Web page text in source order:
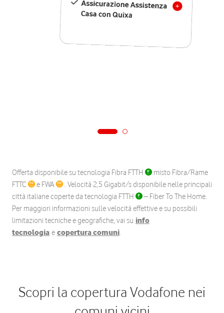
Assicurazione Assistenza
Casa con Quixa
Offerta disponibile su tecnologia Fibra FTTH
misto Fibra/Rame
FTTC
e FWA
. Velocità 2,5 Gigabit/s disponibile nelle principali
città italiane coperte da tecnologia FTTH
– Fiber To The Home.
Per maggiori informazioni sulle velocità effettive e su possibili
limitazioni tecniche e geografiche, vai su info
tecnologia e copertura comuni.
Scopri la copertura Vodafone nei